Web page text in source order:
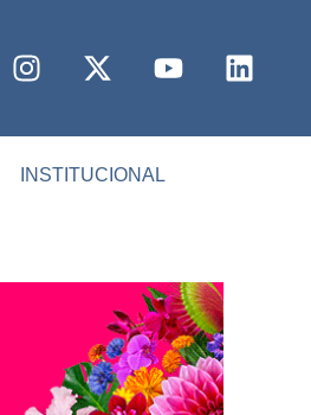
INSTITUCIONAL